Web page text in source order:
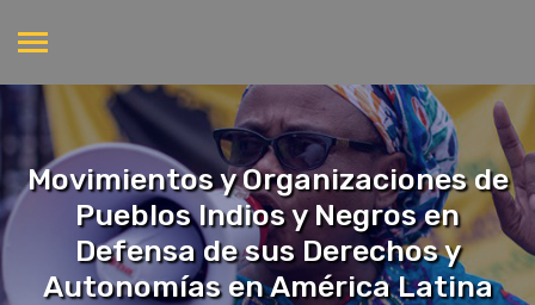
Movimientos y Organizaciones de
Pueblos Indios y Negros en
Defensa de sus Derechos y
Autonomías en América Latina